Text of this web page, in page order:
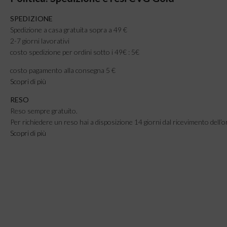
SPEDIZIONE
Spedizione a casa gratuita sopra a 49 €
2-7 giorni lavorativi
costo spedizione per ordini sotto i 49€ : 5€
costo pagamento alla consegna 5 €
Scopri di più
RESO
Reso sempre gratuito.
Per richiedere un reso hai a disposizione 14 giorni dal ricevimento
Scopri di più